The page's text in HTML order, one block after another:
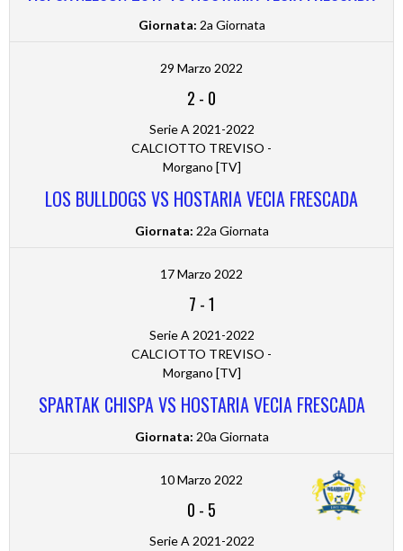
Giornata: 2a Giornata
29 Marzo 2022
2 - 0
Serie A 2021-2022
CALCIOTTO TREVISO -
Morgano [TV]
LOS BULLDOGS VS HOSTARIA VECIA FRESCADA
Giornata: 22a Giornata
17 Marzo 2022
7 -1
Serie A 2021-2022
CALCIOTTO TREVISO -
Morgano [TV]
SPARTAK CHISPA VS HOSTARIA VECIA FRESCADA
Giornata: 20a Giornata
10 Marzo 2022
0 - 5
Serie A 2021-2022